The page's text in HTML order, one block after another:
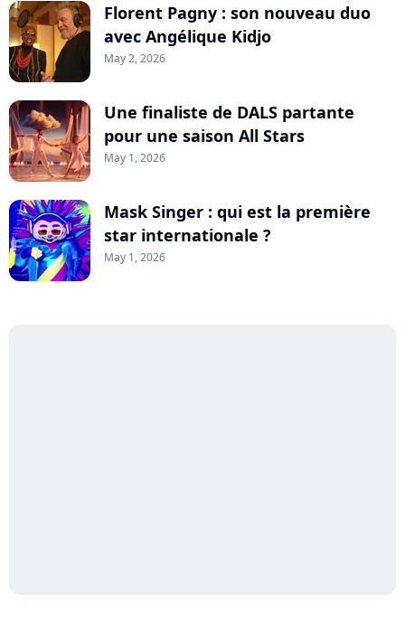
Florent Pagny : son nouveau duo
avec Angélique Kidjo
May 2, 2026
Une finaliste de DALS partante
pour une saison All Stars
May 1, 2026
Mask Singer : qui est la première
star internationale ?
May 1, 2026